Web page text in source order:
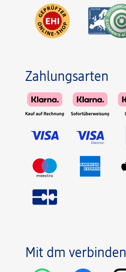
Zahlungsarten
Mit dm verbinden